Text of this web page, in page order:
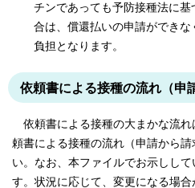
チンであっても予防接種法に
合は、償還払いの申請ができ
負担となります。
依頼書による接種の流れ（申
依頼書による接種の大まかな流れ
頼書による接種の流れ（申請から
い。なお、本ファイルでお示しし
す。状況に応じて、変更になる場合